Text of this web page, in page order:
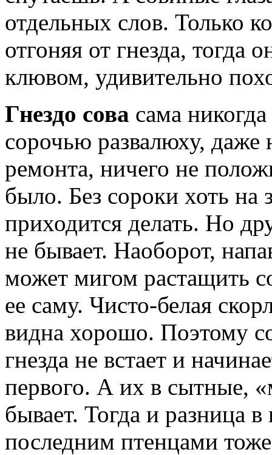
отдельных слов. Только
отгоняя от гнезда, тогда
клювом, удивительно
Гнездо сова сама
сорочью развалюху, даже
ремонта, ничего не
было. Без сороки хоть на
приходится делать. Но
не бывает. Наоборот,
может мигом растащить
ее саму. Чисто-белая
видна хорошо. Поэтому
гнезда не встает и
первого. А их в сытные,
бывает. Тогда и разница
последним птенцами